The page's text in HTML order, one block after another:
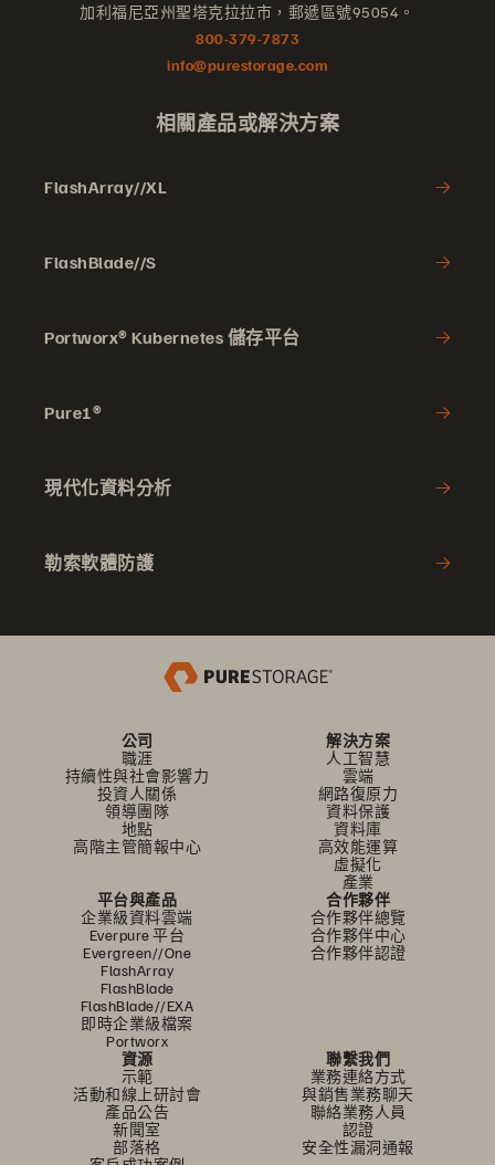
加利福尼亞州聖塔克拉拉市，郵遞區號95054。
800-379-7873
info@purestorage.com
相關產品或解決方案
FlashArray//XL
FlashBlade//S
Portworx® Kubernetes 儲存平台
Pure1®
現代化資料分析
勒索軟體防護
公司
職涯
持續性與社會影響力
投資人關係
領導團隊
地點
高階主管簡報中心
解決方案
人工智慧
雲端
網路復原力
資料保護
資料庫
高效能運算
虛擬化
產業
平台與產品
企業級資料雲端
Everpure 平台
Evergreen//One
FlashArray
FlashBlade
FlashBlade//EXA
即時企業級檔案
Portworx
合作夥伴
合作夥伴總覽
合作夥伴中心
合作夥伴認證
資源
示範
活動和線上研討會
產品公告
新聞室
部落格
聯繫我們
業務連絡方式
與銷售業務聊天
聯絡業務人員
認證
安全性漏洞通報